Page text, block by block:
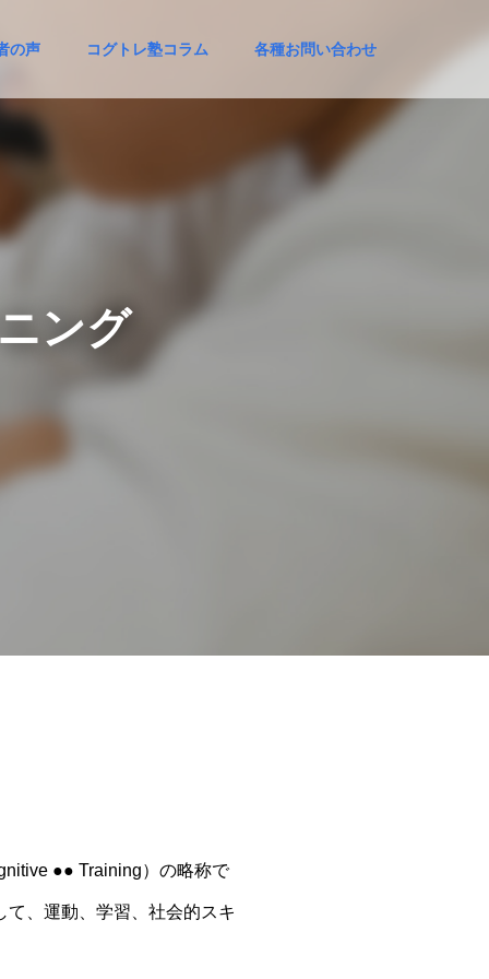
の声 コグトレ塾コラム 各種お問い合わせ
ング
●● Training）の略称で
、運動、学習、社会的スキ